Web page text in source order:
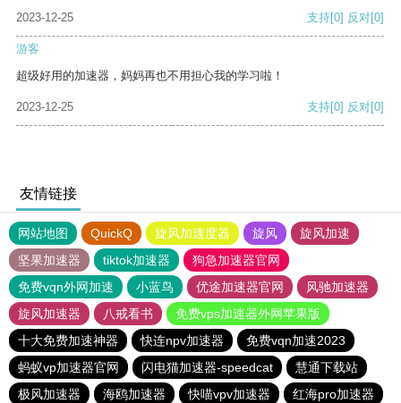
2023-12-25
支持[0] 反对[0]
游客
超级好用的加速器，妈妈再也不用担心我的学习啦！
2023-12-25 支持[0] 反对[0]
友情链接
网站地图 QuickQ 旋风加速度器 旋风
旋风加速
坚果加速器
tiktok加速器
狗急加速器官网
免费vqn外网加速
小蓝鸟 优途加速器官网
风驰加速器
旋风加速器
八戒看书
免费vps加速器外网苹果版
十大免费加速神器
快连npv加速器
免费vqn加速2023
蚂蚁vp加速器官网
闪电猫加速器-speedcat
慧通下载站
极风加速器
海鸥加速器 快喵vpv加速器 红海pro加速器